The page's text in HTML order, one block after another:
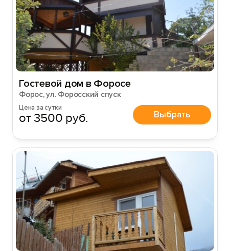
Гостевой дом в Форосе
Форос, ул. Форосский спуск
Цена за сутки
от 3500 руб. Выбрать